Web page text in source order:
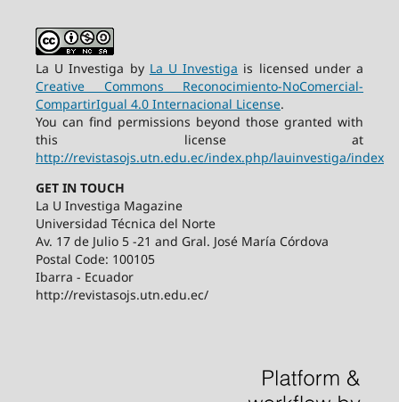
La U Investiga by La U Investiga is licensed under a
Creative Commons Reconocimiento-NoComercial-
CompartirIgual 4.0 Internacional License.
You can find permissions beyond those granted with
this license at
http://revistasojs.utn.edu.ec/index.php/lauinvestiga/index
GET IN TOUCH
La U Investiga Magazine
Universidad Técnica del Norte
Av. 17 de Julio 5 -21 and Gral. José María Córdova
Postal Code: 100105
Ibarra - Ecuador
http://revistasojs.utn.edu.ec/